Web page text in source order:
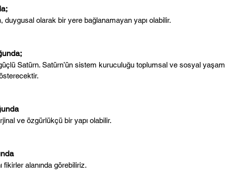
Satürn. Satürn’ün sistem kuruculuğu toplumsal ve sosyal yaşam
ve özgürlükçü bir yapı olabilir.
fikirler alanında görebiliriz.